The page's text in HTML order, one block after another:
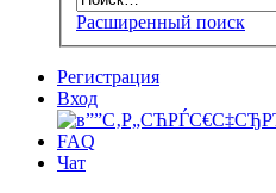
Расширенный поиск
Регистрация
Вход
FAQ
Чат